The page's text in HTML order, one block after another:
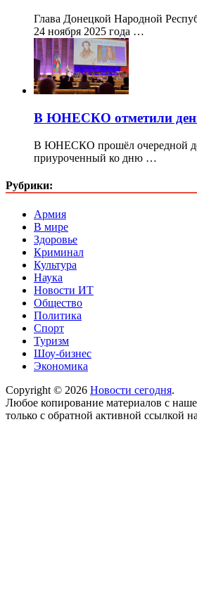
Глава Донецкой Народной
24 ноября 2025 года …
В ЮНЕСКО отметили
В ЮНЕСКО прошёл очередной
приуроченный ко дню …
Рубрики:
Армия
В мире
Здоровье
Криминал
Культура
Наука
Новости ИТ
Общество
Политика
Спорт
Туризм
Шоу-бизнес
Экономика
Copyright © 2026 Новости сегодня.
Любое копирование материалов с
только с обратной активной ссылкой